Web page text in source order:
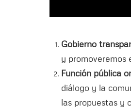
Gobierno
y promoveremos
Función pública
diálogo y la
las propuestas y